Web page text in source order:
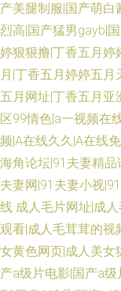
产美腿制服|国产萌白
烈高|国产猛男gayb|
婷狠狠撸|丁香五月婷
月|丁香五月婷婷五
五月网址|丁香五月亚
区99情色|a一视频在
频|A在线久久|A在线
海角论坛|91夫妻精品
夫妻网|91夫妻小视
线 成人毛片网址|成
观看|成人毛茸茸的视
女黄色网页|成人美女
产a级片电影|国产a